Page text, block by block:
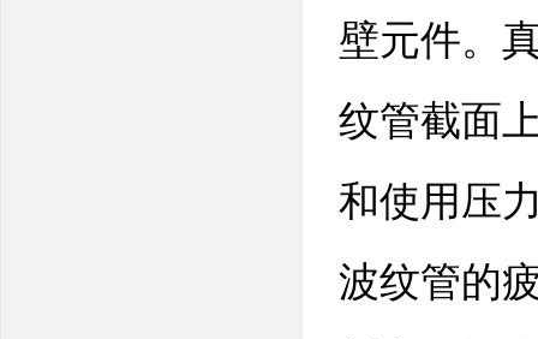
壁元件。
纹管截面
和使用压
波纹管的